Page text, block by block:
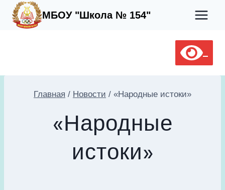
Перейти
МБОУ "Школа № 154"
Главная / Новости / «Народные истоки»
«Народные
истоки»